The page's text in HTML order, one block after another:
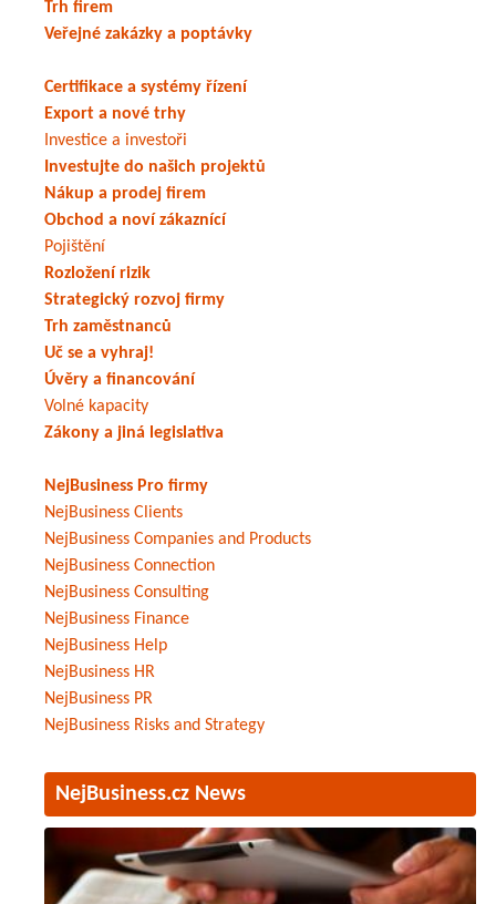
Trh firem
Veřejné zakázky a poptávky
Certifikace a systémy řízení
Export a nové trhy
Investice a investoři
Investujte do našich projektů
Nákup a prodej firem
Obchod a noví zákaznící
Pojištění
Rozložení rizik
Strategický rozvoj firmy
Trh zaměstnanců
Uč se a vyhraj!
Úvěry a financování
Volné kapacity
Zákony a jiná legislativa
NejBusiness Pro firmy
NejBusiness Clients
NejBusiness Companies and Products
NejBusiness Connection
NejBusiness Consulting
NejBusiness Finance
NejBusiness Help
NejBusiness HR
NejBusiness PR
NejBusiness Risks and Strategy
NejBusiness.cz News